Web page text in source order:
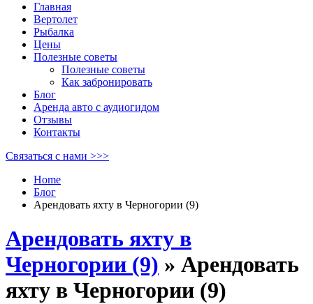
Главная
Вертолет
Рыбалка
Цены
Полезные советы
Полезные советы
Как забронировать
Блог
Аренда авто с аудиогидом
Отзывы
Контакты
Связаться с нами >>>
Home
Блог
Арендовать яхту в Черногории (9)
Арендовать яхту в
Черногории (9) » Арендовать
яхту в Черногории (9)